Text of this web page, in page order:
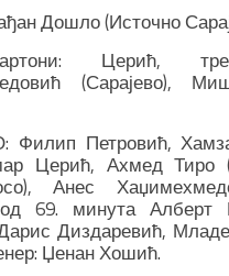
Дошло (Источно
Церић,
(Сарајево),
Филип Петровић,
Церић, Ахмед Тиро
Анес
69. минута Алберт
Диздаревић,
Џенан Хошић.